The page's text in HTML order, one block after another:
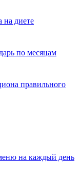
на диете
по месяцам
правильного
на каждый день